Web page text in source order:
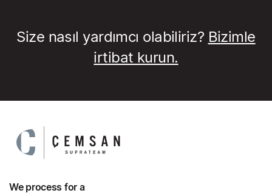
Size nasıl yardımcı olabiliriz? Bizimle
irtibat kurun.
We process for a